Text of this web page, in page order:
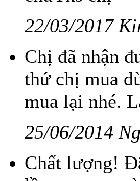
22/03/2017
Chị đã nhận
thứ chị mua
mua lại nhé.
25/06/2014
Chất lượng!